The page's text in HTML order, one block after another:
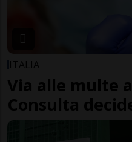
ITALIA
Via alle multe
Consulta